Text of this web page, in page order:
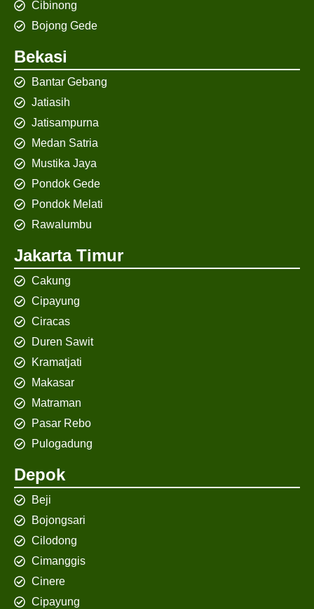
Cibinong
Bojong Gede
Bekasi
Bantar Gebang
Jatiasih
Jatisampurna
Medan Satria
Mustika Jaya
Pondok Gede
Pondok Melati
Rawalumbu
Jakarta Timur
Cakung
Cipayung
Ciracas
Duren Sawit
Kramatjati
Makasar
Matraman
Pasar Rebo
Pulogadung
Depok
Beji
Bojongsari
Cilodong
Cimanggis
Cinere
Cipayung